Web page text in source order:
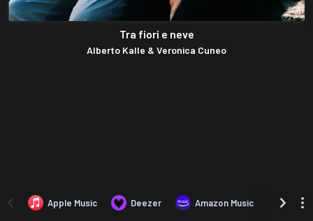
Tra fiori e neve
Alberto Kalle & Veronica Cuneo
Apple Music Deezer Amazon Music TIDAL